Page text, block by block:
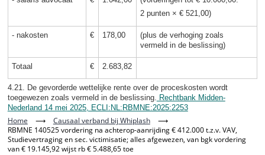
2 punten × € 521,00)
- nakosten € 178,00
(plus de verhoging zoals
vermeld in de beslissing)
Totaal € 2.683,82
4.21. De gevorderde wettelijke rente over de proceskosten wordt
toegewezen zoals vermeld in de beslissing. Rechtbank Midden-
Nederland 14 mei 2025, ECLI:NL:RBMNE:2025:2253
Home ⟶ Causaal verband bij Whiplash
⟶
RBMNE 140525 vordering na achterop-aanrijding € 412.000 t.z.v. VAV,
Studievertraging en sec. victimisatie; alles afgewezen, van bgk vordering
van € 19.145,92 wijst rb € 5.488,65 toe